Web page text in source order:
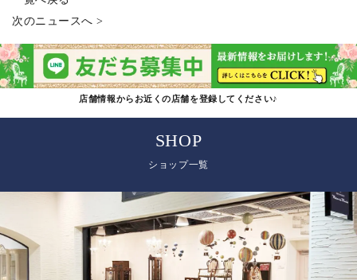
次のニュースへ >
店舗情報からお近くの店舗を登録してください♪
SHOP
ショップ一覧